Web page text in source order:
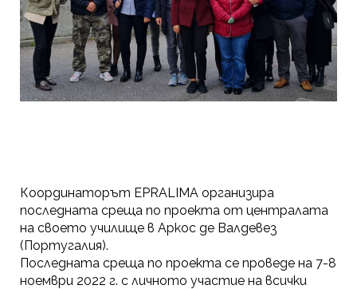
Координаторът EPRALIMA организира
последната среща по проекта от централата
на своето училище в Аркос де Валдевез
(Португалия).
Последната среща по проекта се проведе на 7-8
ноември 2022 г. с личното участие на всички